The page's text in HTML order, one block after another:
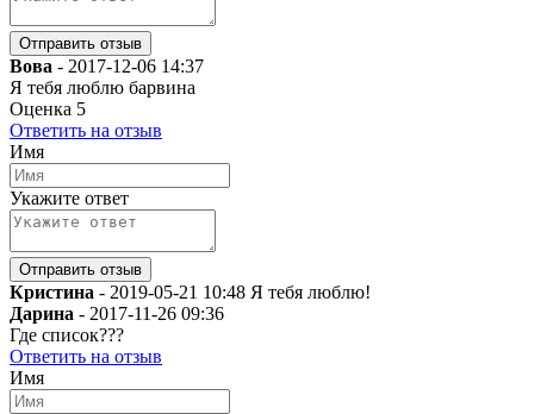
Вова - 2017-12-06 14:37
Я тебя люблю барвина
Оценка 5
Ответить на отзыв
Имя
Укажите ответ
Кристина - 2019-05-21 10:48 Я тебя люблю!
Дарина - 2017-11-26 09:36
Где список???
Ответить на отзыв
Имя